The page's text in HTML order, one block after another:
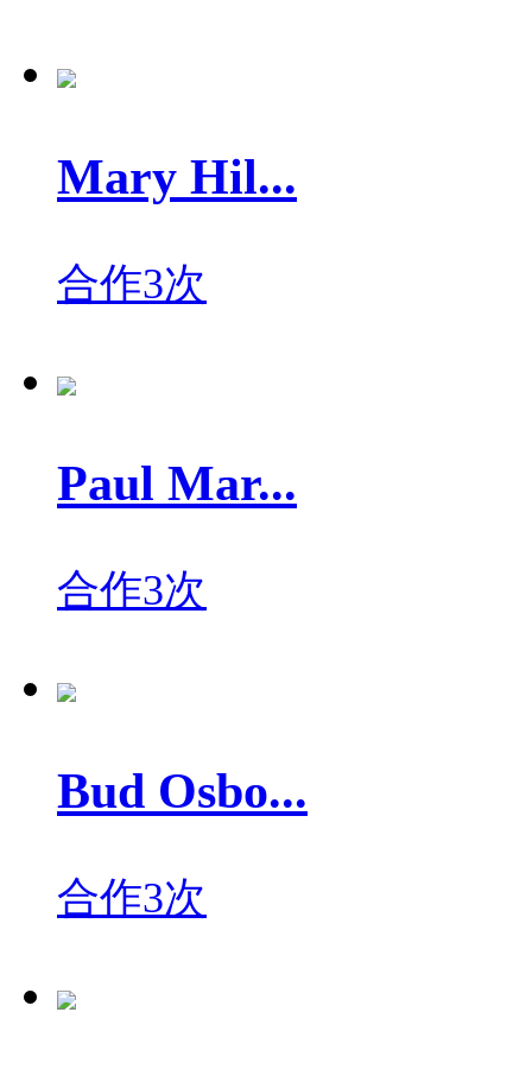
Mary Hil...
合作3次
Paul Mar...
合作3次
Bud Osbo...
合作3次